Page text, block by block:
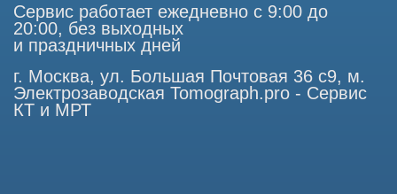
Использование материалов данного сайта разрешено
только с согласия владельца. Владелец оставляет за собой
право воспользоваться статьей 146 УК РФ при нарушении
авторских и смежных прав. Вся информация,
1227700720532
105082, г. Москва, ул. Большая Почтовая 36 с 6, офис 202-
1